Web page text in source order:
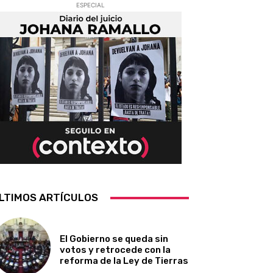
ESPECIAL
ARTÍCULOS
El Gobierno se queda sin
votos y retrocede con la
reforma de la Ley de Tierras